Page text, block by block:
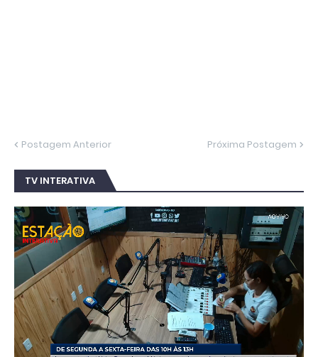
Postagem Anterior Próxima Postagem
TV INTERATIVA